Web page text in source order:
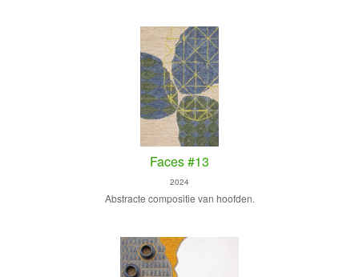
Faces #13
2024
Abstracte compositie van hoofden.